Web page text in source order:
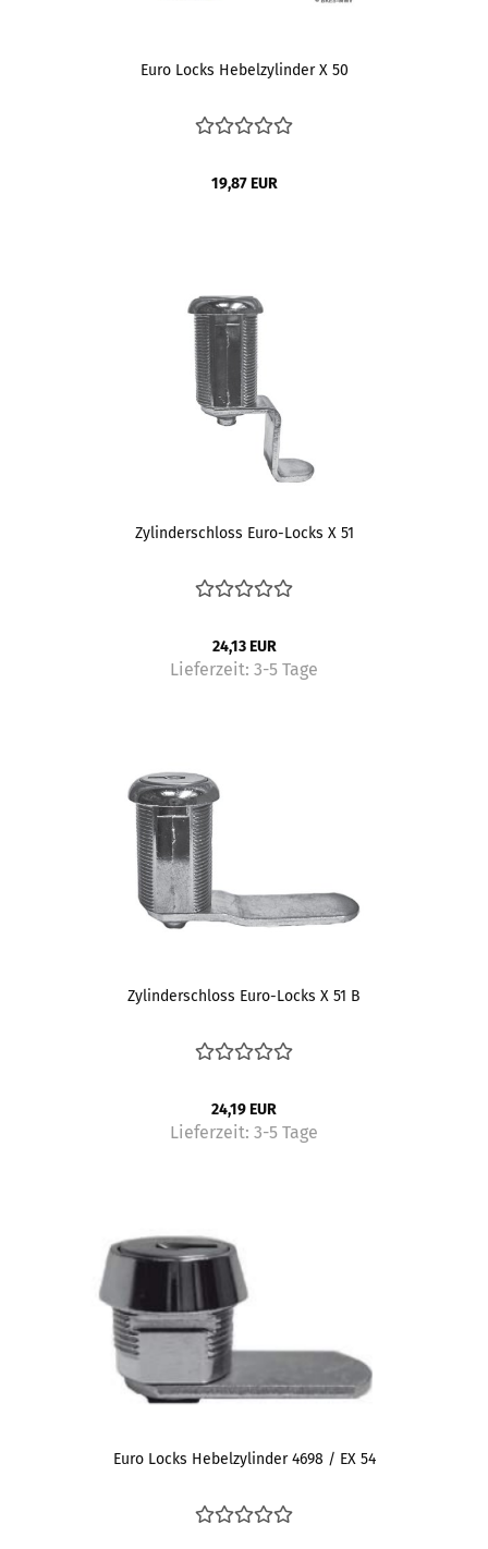
Euro Locks Hebelzylinder X 50
19,87 EUR
Zylinderschloss Euro-Locks X 51
24,13 EUR
Lieferzeit: 3-5 Tage
Zylinderschloss Euro-Locks X 51 B
24,19 EUR
Lieferzeit: 3-5 Tage
Euro Locks Hebelzylinder 4698 / EX 54